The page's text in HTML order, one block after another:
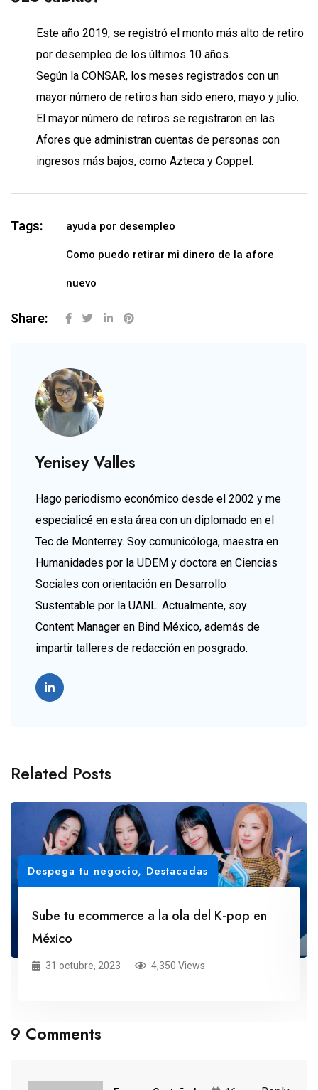
Este año 2019, se registró el monto más alto de retiro
por desempleo de los últimos 10 años.
Según la CONSAR, los meses registrados con un
mayor número de retiros han sido enero, mayo y julio.
El mayor número de retiros se registraron en las
Afores que administran cuentas de personas con
ingresos más bajos, como Azteca y Coppel.
Tags: ayuda por desempleo
Como puedo retirar mi dinero de la afore
nuevo
Share:
Yenisey Valles
Hago periodismo económico desde el 2002 y me
especialicé en esta área con un diplomado en el
Tec de Monterrey. Soy comunicóloga, maestra en
Humanidades por la UDEM y doctora en Ciencias
Sociales con orientación en Desarrollo
Sustentable por la UANL. Actualmente, soy
Content Manager en Bind México, además de
impartir talleres de redacción en posgrado.
Related Posts
Despega tu negocio, Destacadas
Sube tu ecommerce a la ola del K-pop en
México
31 octubre, 2023 4,350 Views
9 Comments